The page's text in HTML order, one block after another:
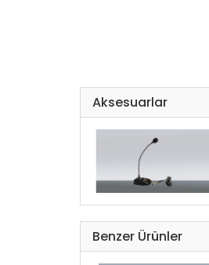
Aksesuarlar
Benzer Ürünler